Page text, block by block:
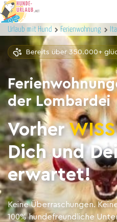
Urlaub mit Hund Ferienwohnung
Bereits über 350.000+
der Lombardei
Vorher
Dich und
erwartet!
Keine Überraschungen.
100% hundefreundliche